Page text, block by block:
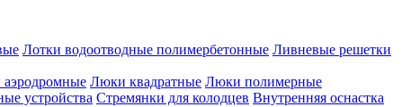
Лотки водоотводные полимербетонные Ливневые решетки
Люки квадратные Люки полимерные
устройства Стремянки для колодцев Внутренняя оснастка